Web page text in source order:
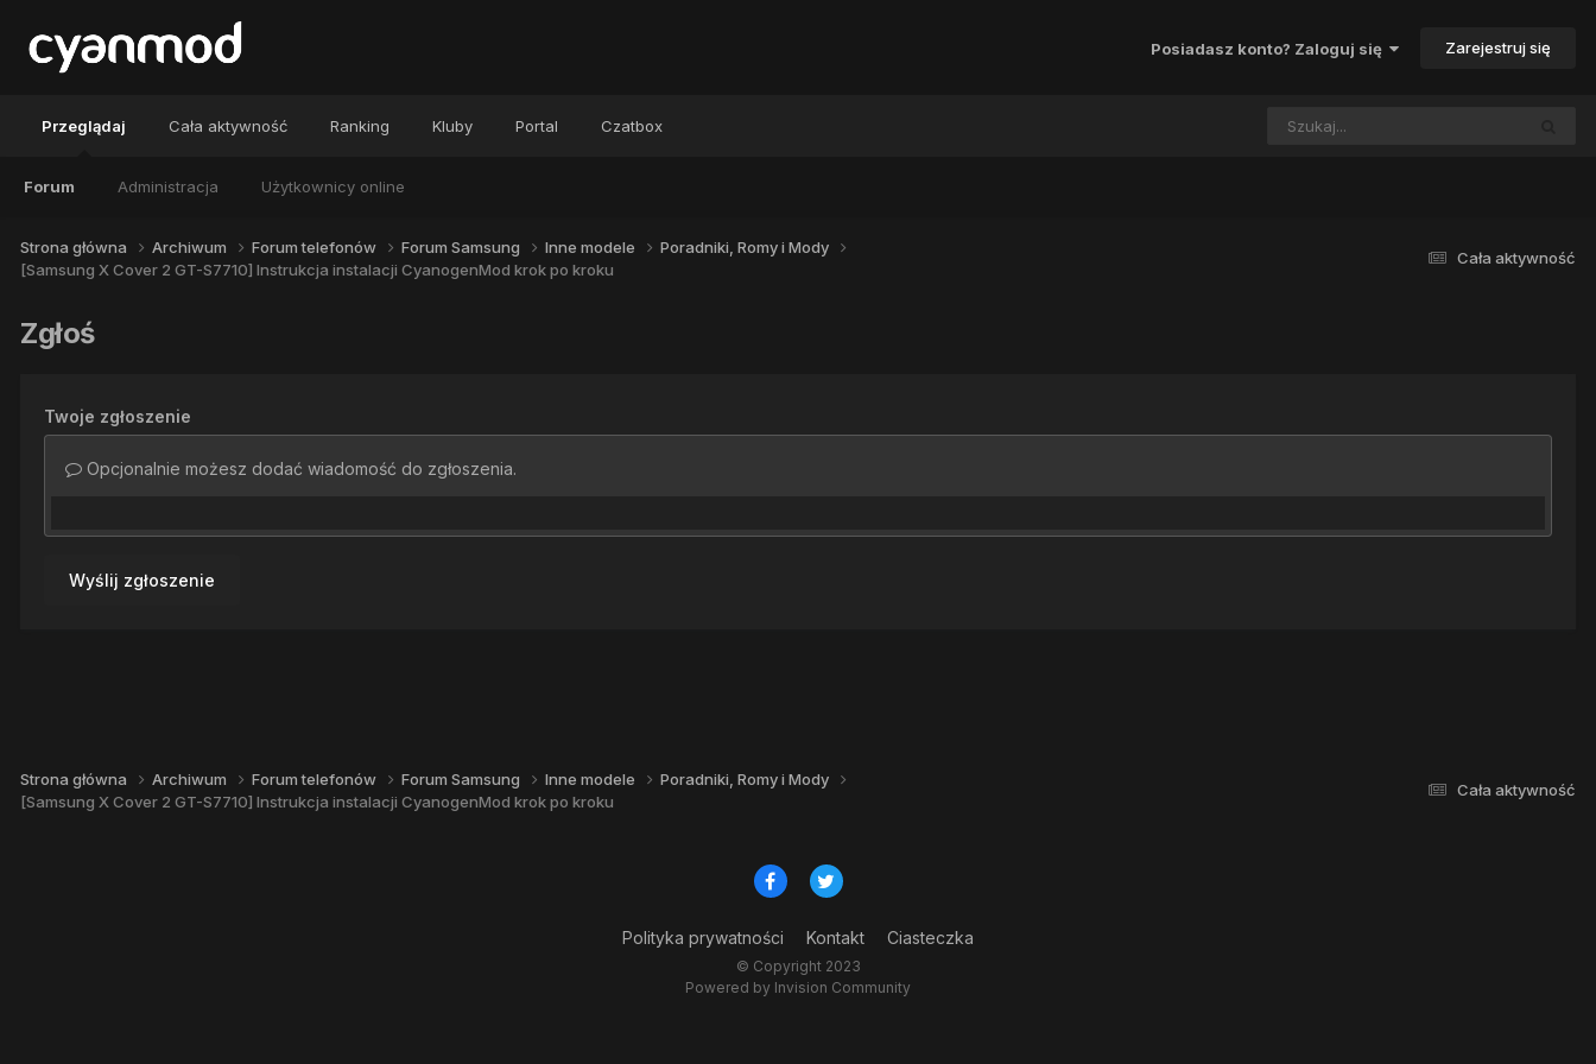
Posiadasz konto? Zaloguj się Zarejestruj się
Przeglądaj
Forum Administracja Użytkownicy online
Cała aktywność Ranking Kluby Portal Czatbox
Cała aktywność
Strona główna Archiwum Forum telefonów Forum Samsung Inne modele
Poradniki, Romy i Mody
[Samsung X Cover 2 GT-S7710] Instrukcja instalacji CyanogenMod krok po kroku
Zgłoś
Twoje zgłoszenie
Opcjonalnie możesz dodać wiadomość do zgłoszenia.
Wyślij zgłoszenie
Cała aktywność
Strona główna Archiwum Forum telefonów Forum Samsung Inne modele
Poradniki, Romy i Mody
[Samsung X Cover 2 GT-S7710] Instrukcja instalacji CyanogenMod krok po kroku
Polityka prywatności Kontakt Ciasteczka
© Copyright 2023
Powered by Invision Community